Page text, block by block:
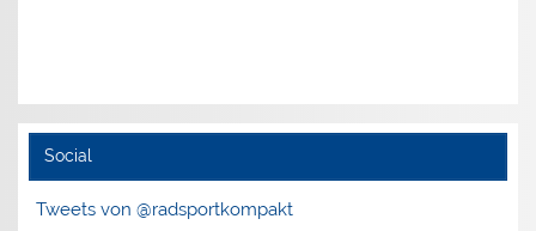
Social
Tweets von @radsportkompakt